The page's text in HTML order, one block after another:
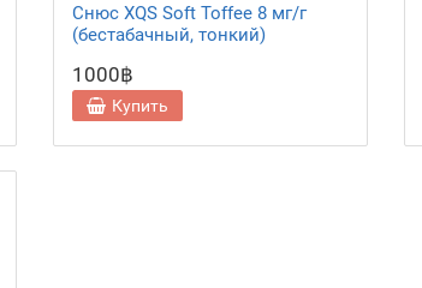
Снюс XQS Soft Toffee 8 мг/г
(бестабачный, тонкий)
1000฿
Купить